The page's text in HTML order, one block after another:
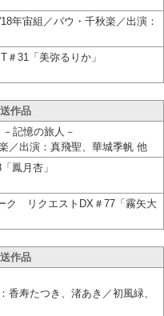
年宙組／バウ・千秋楽／出演：
＃31「美弥るりか」
作品
－記憶の旅人－
／出演：真飛聖、華城季帆 他
鳳月杏」
ク リクエストDX＃77「霧矢大
作品
香寿たつき、渚あき／初風緑、